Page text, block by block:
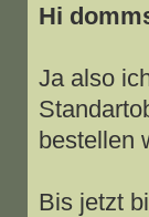
Hi
Ja also
bestellen
Bis jetzt